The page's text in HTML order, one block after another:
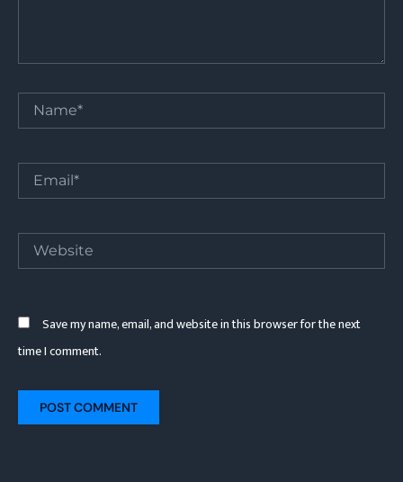
Name*
Email*
Website
Save my name, email, and website in this browser for the next
time I comment.